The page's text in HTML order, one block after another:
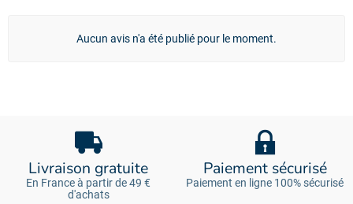
Aucun avis n'a été publié pour le moment.
Livraison gratuite
En France à partir de 49 €
d'achats
Paiement sécurisé
Paiement en ligne 100% sécurisé